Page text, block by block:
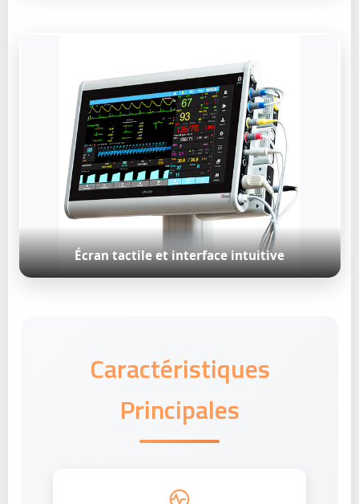
Écran tactile et interface intuitive
Caractéristiques
Principales